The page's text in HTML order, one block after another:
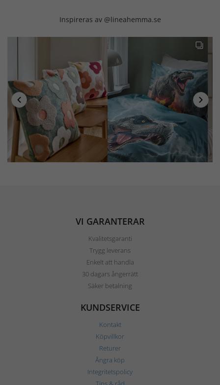
Inspireras av @lineahemma.se
VI GARANTERAR
Kvalitetsgaranti
Trygg leverans
Enkelt att handla
30 dagars ångerrätt
Säker betalning
KUNDSERVICE
Kontakt
Köpvillkor
Returer
Ångra köp
Integritetspolicy